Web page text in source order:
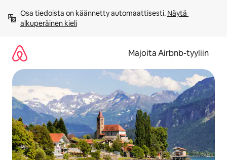
sisältö
väliin
Osa tiedoista on käännetty automaattisesti. Näytä
alkuperäinen kieli
Majoita Airbnb-tyyliin